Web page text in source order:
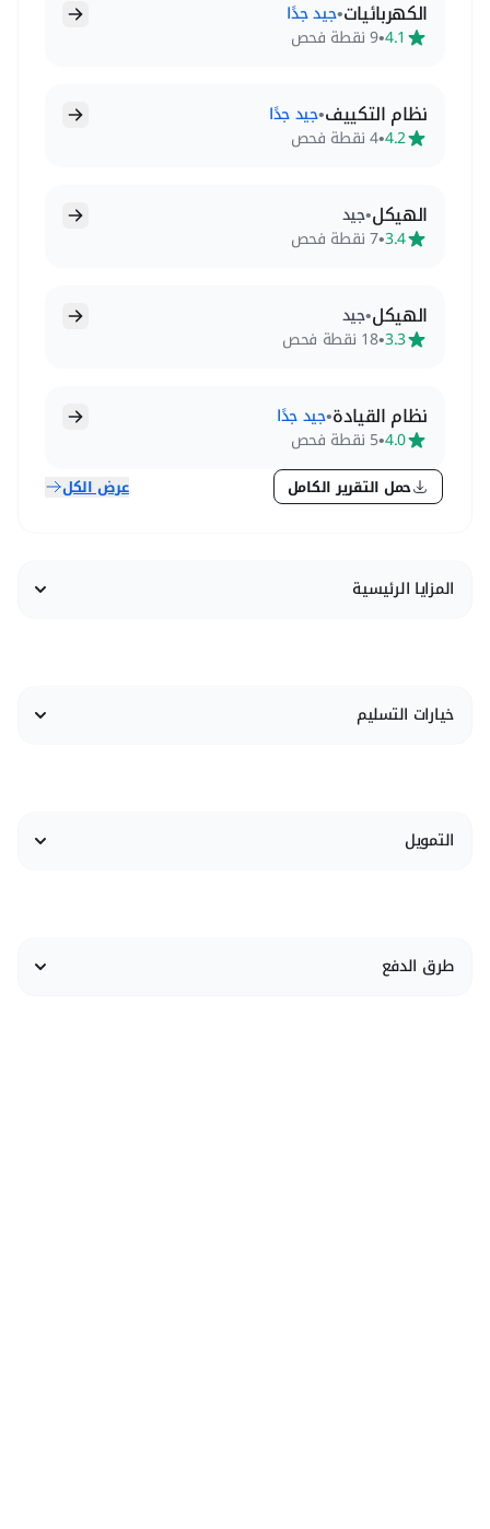
الكهربائيات•جيد جدًا
4.1
•9 نقطة فحص
نظام التكييف•جيد جدًا
4.2
•4 نقطة فحص
الهيكل•جيد
3.4
•7 نقطة فحص
الهيكل•جيد
3.3
•18 نقطة فحص
نظام القيادة•جيد جدًا
4.0
•5 نقطة فحص
حمل التقرير الكامل عرض الكل
المزايا الرئيسية
خيارات التسليم
التمويل
طرق الدفع